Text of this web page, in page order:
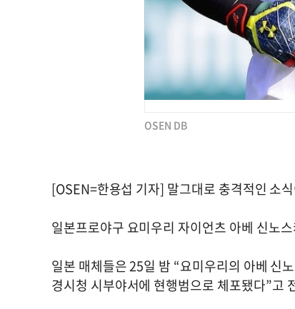
OSEN DB
[OSEN=한용섭 기자] 말그대로 충격적인 소
일본프로야구 요미우리 자이언츠 아베 신노
일본 매체들은 25일 밤 “요미우리의 아베 신
경시청 시부야서에 현행범으로 체포됐다”고